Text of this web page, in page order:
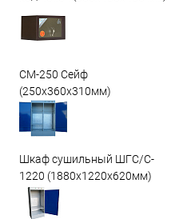
СМ-250 Сейф
(250х360х310мм)
Шкаф сушильный ШГС/C-
1220 (1880x1220x620мм)